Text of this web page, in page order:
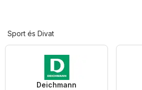
Sport és Divat
Deichmann